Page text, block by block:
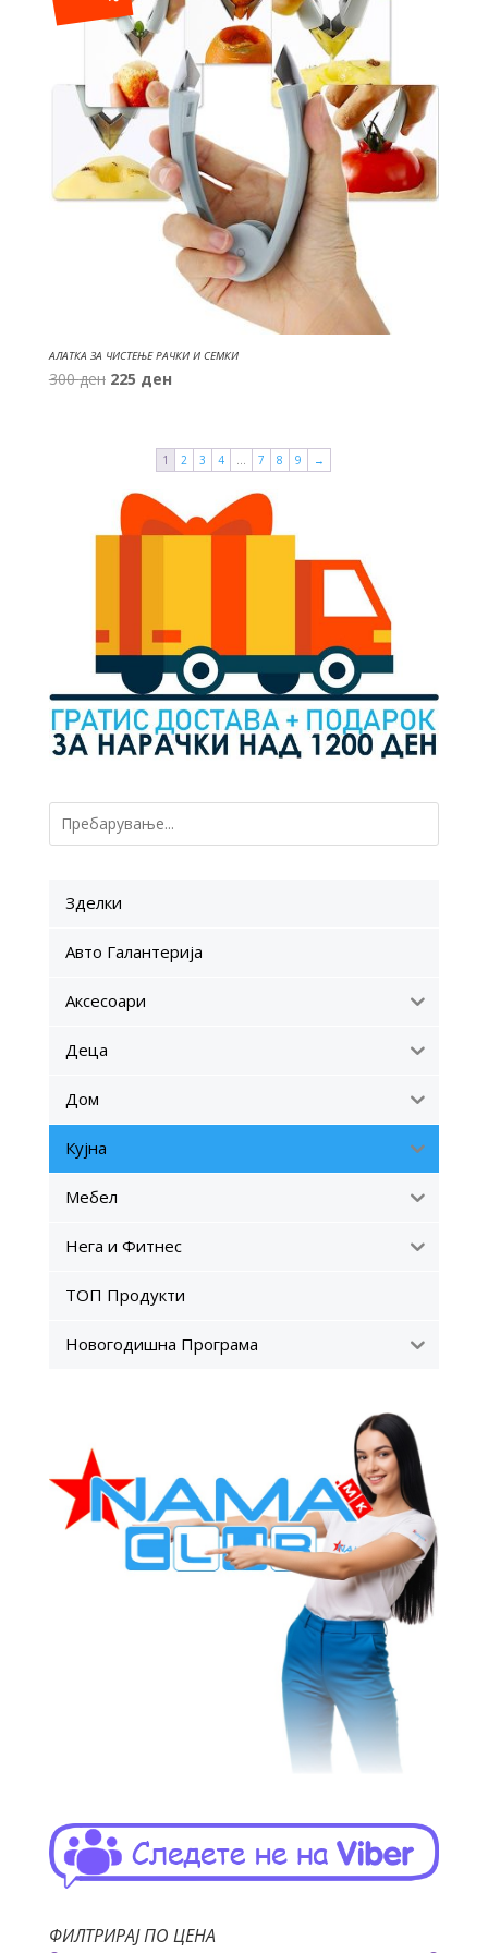
АЛАТКА ЗА ЧИСТЕЊЕ РАЧКИ И СЕМКИ
300ден Original
300 ден.
225 денCurrent
225 ден.
1 2 3 4 … 7 8 9 →
Зделки
Авто Галантерија
Аксесоари
Деца
Дом
Кујна
Мебел
Нега и Фитнес
ТОП Продукти
Новогодишна Програма
ФИЛТРИРАЈ ПО ЦЕНА